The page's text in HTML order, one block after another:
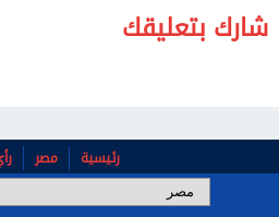
شارك بتعليقك
رئيسية مصر